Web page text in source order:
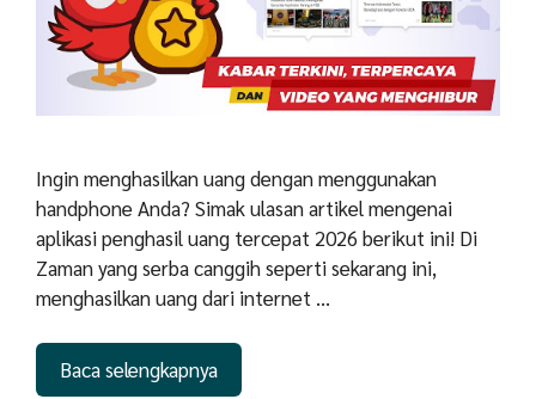
Ingin menghasilkan uang dengan menggunakan
handphone Anda? Simak ulasan artikel mengenai
aplikasi penghasil uang tercepat 2026 berikut ini! Di
Zaman yang serba canggih seperti sekarang ini,
menghasilkan uang dari internet …
Baca selengkapnya